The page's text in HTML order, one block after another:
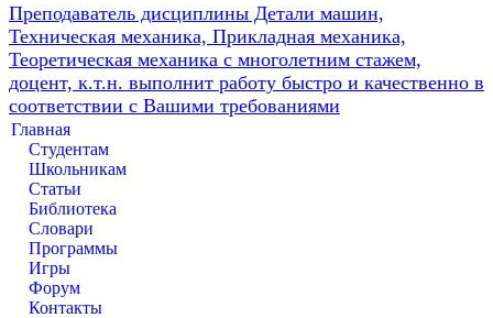
Преподаватель дисциплины Детали машин,
Техническая механика, Прикладная механика,
Теоретическая механика с многолетним стажем,
доцент, к.т.н. выполнит работу быстро и качественно в
соответствии с Вашими требованиями
Главная
Студентам
Школьникам
Статьи
Библиотека
Словари
Программы
Игры
Форум
Контакты